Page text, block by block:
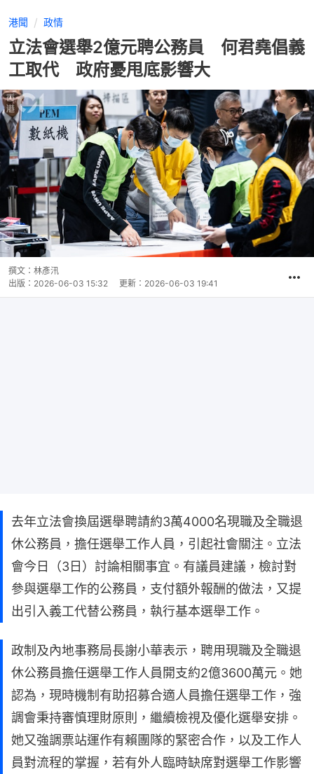
港聞 政情
立法會選舉2億元聘公務員 何君堯倡義
工取代 政府憂甩底影響大
撰文： 林彥汛
出版： 2026-06-03 15:32 更新： 2026-06-03 19:41
去年立法會換屆選舉聘請約3萬4000名現職及全職退
休公務員，擔任選舉工作人員，引起社會關注。立法
會今日（3日）討論相關事宜。有議員建議，檢討對
參與選舉工作的公務員，支付額外報酬的做法，又提
出引入義工代替公務員，執行基本選舉工作。
政制及內地事務局長謝小華表示，聘用現職及全職退
休公務員擔任選舉工作人員開支約2億3600萬元。她
認為，現時機制有助招募合適人員擔任選舉工作，強
調會秉持審慎理財原則，繼續檢視及優化選舉安排。
她又強調票站運作有賴團隊的緊密合作，以及工作人
員對流程的掌握，若有外人臨時缺席對選舉工作影響